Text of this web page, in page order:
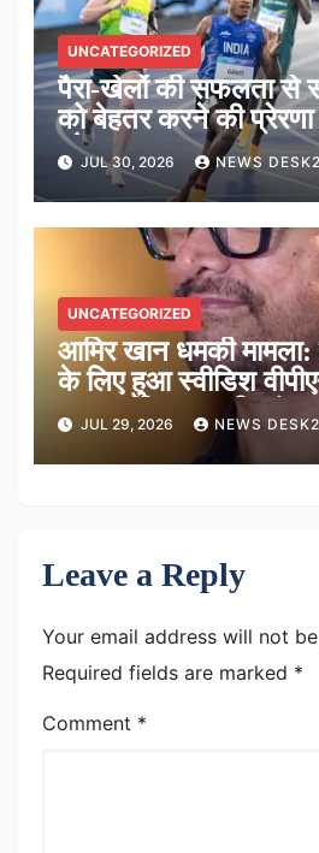
UNCATEGORIZED
पैरा-खेलों की सफलता से
को बेहतर करने की प्रेरणा
कोच सत्यनारायण
JUL 30, 2026 NEWS DESK2
UNCATEGORIZED
आमिर खान धमकी
के लिए हुआ स्वीडिश
साइबर टीम कर रही जांच
JUL 29, 2026 NEWS DESK2
Leave a Reply
Your email address will not
Required fields are marked *
Comment *